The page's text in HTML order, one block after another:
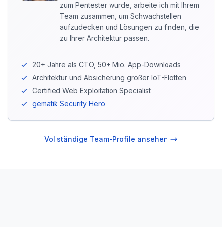
zum Pentester wurde, arbeite ich mit Ihrem
Team zusammen, um Schwachstellen
aufzudecken und Lösungen zu finden, die
zu Ihrer Architektur passen.
20+ Jahre als CTO, 50+ Mio. App-Downloads
Architektur und Absicherung großer IoT-Flotten
Certified Web Exploitation Specialist
gematik Security Hero
Vollständige Team-Profile ansehen